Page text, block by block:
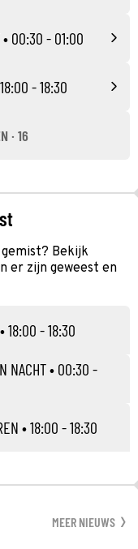
• 00:30 - 01:00
- 18:30
· 16
Bekijk
er zijn geweest en
• 18:00 - 18:30
NACHT• 00:30 -
• 18:00 - 18:30
MEER NIEUWS